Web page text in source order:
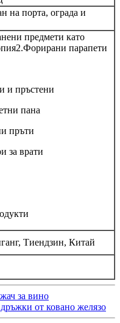
на порта, ограда и
предмети като
парапети
и пръстени
пана
пръти
за врати
Тиендзин, Китай
за вино
от ковано желязо